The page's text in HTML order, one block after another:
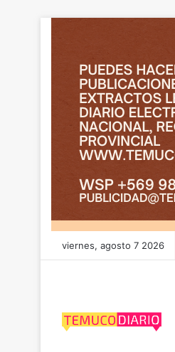
viernes, agosto 7 2026